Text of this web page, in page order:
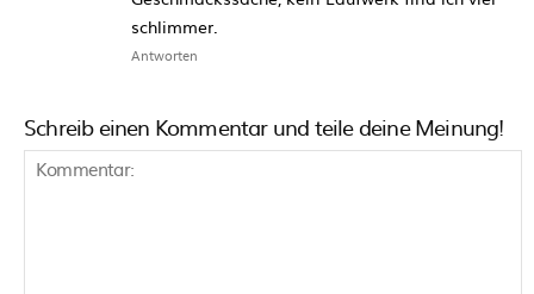
schlimmer.
Antworten
Schreib einen Kommentar und teile deine Meinung!